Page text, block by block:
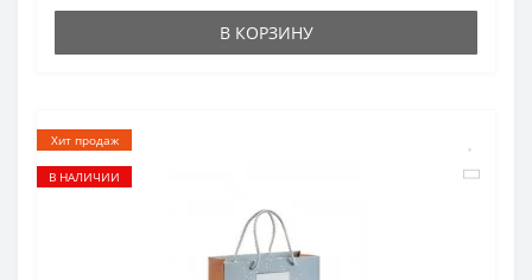
В КОРЗИНУ
Хит продаж
В НАЛИЧИИ